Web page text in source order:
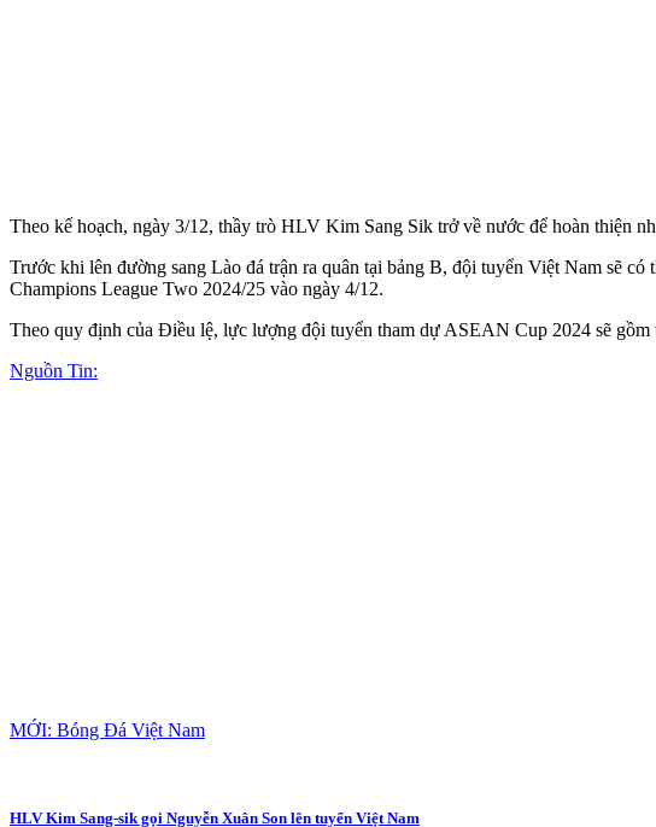
Theo kế hoạch, ngày 3/12, thầy trò HLV Kim Sang Sik trở về nước để hoàn thiện
Trước khi lên đường sang Lào đá trận ra quân tại bảng B, đội tuyển Việt Nam sẽ
Champions League Two 2024/25 vào ngày 4/12.
Theo quy định của Điều lệ, lực lượng đội tuyển tham dự ASEAN Cup 2024 sẽ gồm
Nguồn Tin:
MỚI: Bóng Đá Việt Nam
HLV Kim Sang-sik gọi Nguyễn Xuân Son lên tuyển Việt Nam